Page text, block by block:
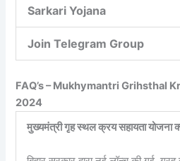
Sarkari Yojana
Join Telegram Group
FAQ’s – Mukhymantri Grihsthal
2024
मुख्यमंत्री गृह स्थल क्रय सहायता योजना